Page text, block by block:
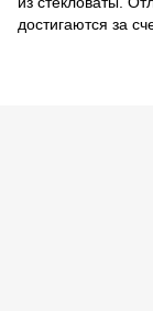
достигаются за